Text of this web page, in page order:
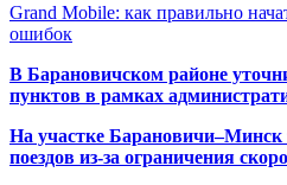
Grand Mobile: как правильно
ошибок
В Барановичском районе
пунктов в рамках
На участке
поездов из-за ограничения